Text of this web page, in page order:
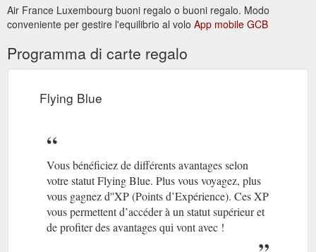
Air France Luxembourg buoni regalo o buoni regalo. Modo
conveniente per gestire l'equilibrio al volo App mobile GCB
Programma di carte regalo
Flying Blue
Vous bénéficiez de différents avantages selon
votre statut Flying Blue. Plus vous voyagez, plus
vous gagnez d''XP (Points d’Expérience). Ces XP
vous permettent d’accéder à un statut supérieur et
de profiter des avantages qui vont avec !